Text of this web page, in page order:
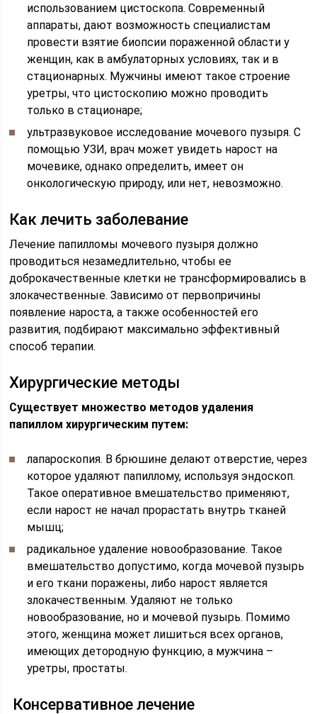
использованием цистоскопа. Современный
аппараты, дают возможность специалистам
провести взятие биопсии пораженной области у
женщин, как в амбулаторных условиях, так и в
стационарных. Мужчины имеют такое строение
уретры, что цистоскопию можно проводить
только в стационаре;
ультразвуковое исследование мочевого пузыря. С
помощью УЗИ, врач может увидеть нарост на
мочевике, однако определить, имеет он
онкологическую природу, или нет, невозможно.
Как лечить заболевание
Лечение папилломы мочевого пузыря должно
проводиться незамедлительно, чтобы ее
доброкачественные клетки не трансформировались в
злокачественные. Зависимо от первопричины
появление нароста, а также особенностей его
развития, подбирают максимально эффективный
способ терапии.
Хирургические методы
Существует множество методов удаления
папиллом хирургическим путем:
лапароскопия. В брюшине делают отверстие, через
которое удаляют папиллому, используя эндоскоп.
Такое оперативное вмешательство применяют,
если нарост не начал прорастать внутрь тканей
мышц;
радикальное удаление новообразование. Такое
вмешательство допустимо, когда мочевой пузырь
и его ткани поражены, либо нарост является
злокачественным. Удаляют не только
новообразование, но и мочевой пузырь. Помимо
этого, женщина может лишиться всех органов,
имеющих детородную функцию, а мужчина –
уретры, простаты.
Консервативное лечение